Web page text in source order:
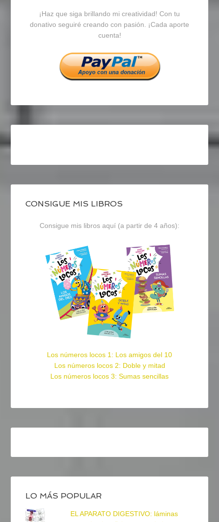
en
Facebook
en
Twitter
en
Instagram
¡Haz que siga brillando mi creatividad! Con tu
donativo seguiré creando con pasión. ¡Cada aporte
cuenta!
CONSIGUE MIS LIBROS
Consigue mis libros aquí (a partir de 4 años):
Los números locos 1: Los amigos del 10
Los números locos 2: Doble y mitad
Los números locos 3: Sumas sencillas
LO MÁS POPULAR
EL APARATO DIGESTIVO: láminas